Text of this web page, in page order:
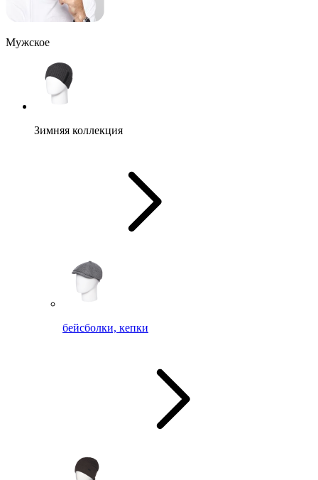
Мужское
Зимняя коллекция
бейсболки, кепки